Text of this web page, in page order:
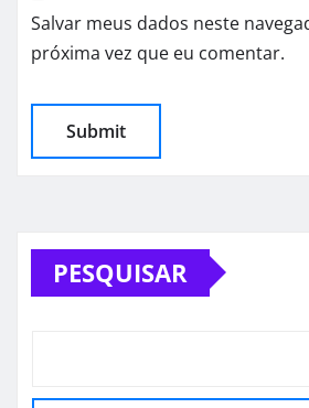
Salvar meus dados neste
próxima vez que eu comentar.
PESQUISAR